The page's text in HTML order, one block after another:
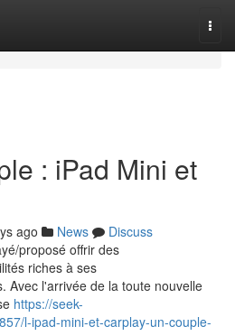
: iPad Mini et
ago News
Discuss
proposé offrir des
riches à ses
Avec l'arrivée de la toute nouvelle
https://seek-
l-ipad-mini-et-carplay-un-couple-